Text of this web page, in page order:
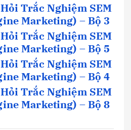
Trắc Nghiệm SEM
Marketing) – Bộ 3
Trắc Nghiệm SEM
Marketing) – Bộ 5
Trắc Nghiệm SEM
Marketing) – Bộ 4
Trắc Nghiệm SEM
Marketing) – Bộ 8